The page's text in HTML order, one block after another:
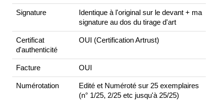
Signature
Identique à l'original sur le devant + ma
signature au dos du tirage d'art
Certificat
d'authenticité
OUI (Certification Artrust)
Facture OUI
Numérotation
Edité et Numéroté sur 25 exemplaires
(n° 1/25, 2/25 etc jusqu'à 25/25)